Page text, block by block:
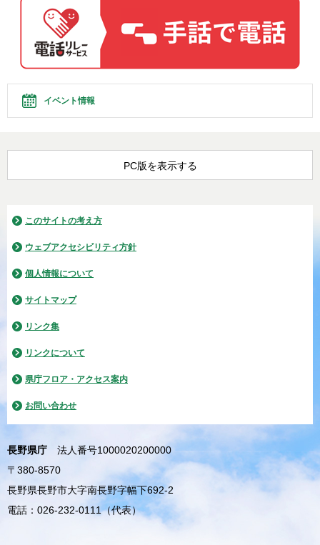
イベント情報
PC版を表示する
このサイトの考え方
ウェブアクセシビリティ方針
個人情報について
サイトマップ
リンク集
リンクについて
県庁フロア・アクセス案内
お問い合わせ
長野県庁
法人番号1000020200000
〒380-8570
長野県長野市大字南長野字幅下692-2
電話：026-232-0111（代表）